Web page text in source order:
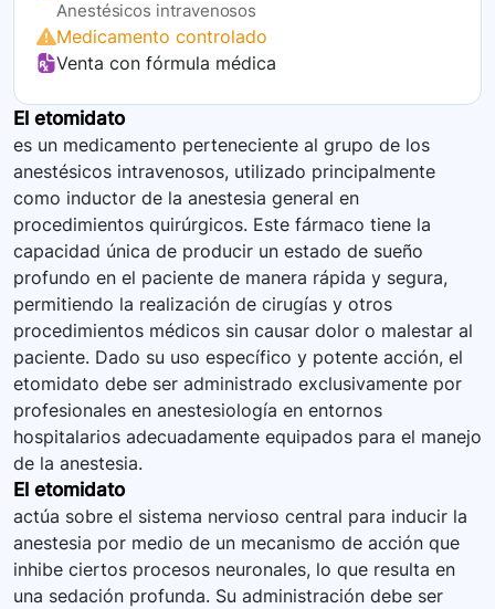
Anestésicos intravenosos
Medicamento controlado
Venta con fórmula médica
El etomidato
es un medicamento perteneciente al grupo de los
anestésicos intravenosos, utilizado principalmente
como inductor de la anestesia general en
procedimientos quirúrgicos. Este fármaco tiene la
capacidad única de producir un estado de sueño
profundo en el paciente de manera rápida y segura,
permitiendo la realización de cirugías y otros
procedimientos médicos sin causar dolor o malestar al
paciente. Dado su uso específico y potente acción, el
etomidato debe ser administrado exclusivamente por
profesionales en anestesiología en entornos
hospitalarios adecuadamente equipados para el manejo
de la anestesia.
El etomidato
actúa sobre el sistema nervioso central para inducir la
anestesia por medio de un mecanismo de acción que
inhibe ciertos procesos neuronales, lo que resulta en
una sedación profunda. Su administración debe ser